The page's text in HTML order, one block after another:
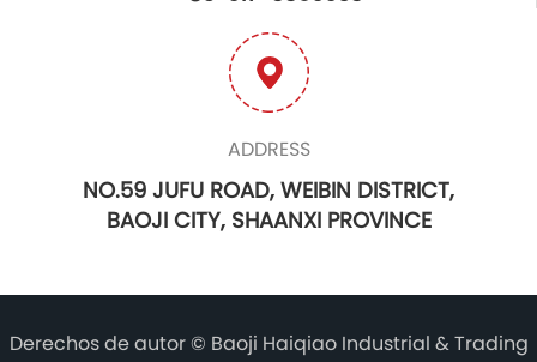
ADDRESS
NO.59 JUFU ROAD, WEIBIN DISTRICT,
BAOJI CITY, SHAANXI PROVINCE
Derechos de autor © Baoji Haiqiao Industrial & Trading